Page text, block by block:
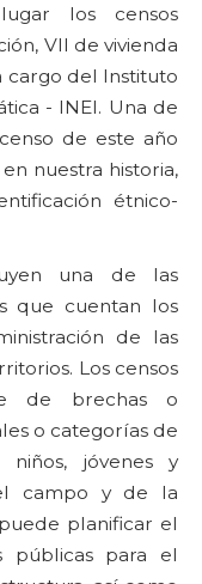
los censos
VII de vivienda
cargo del Instituto
- INEI. Una de
de este año
nuestra historia,
étnico-
una de las
que cuentan los
de las
Los censos
de brechas o
o categorías de
niños, jóvenes y
campo y de la
planificar el
públicas para el